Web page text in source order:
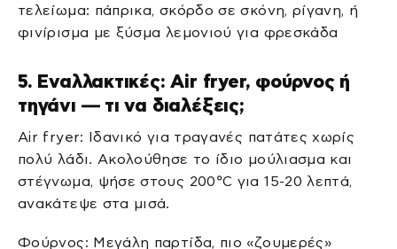
τελείωμα: πάπρικα, σκόρδο σε σκόνη, ρίγανη, ή
φινίρισμα με ξύσμα λεμονιού για φρεσκάδα
5. Εναλλακτικές: Air fryer, φούρνος ή
τηγάνι — τι να διαλέξεις;
Air fryer: Ιδανικό για τραγανές πατάτες χωρίς
πολύ λάδι. Ακολούθησε το ίδιο μούλιασμα και
στέγνωμα, ψήσε στους 200°C για 15-20 λεπτά,
ανακάτεψε στα μισά.
Φούρνος: Μεγάλη παρτίδα, πιο «ζουμερές»